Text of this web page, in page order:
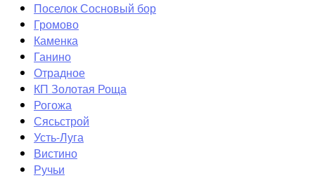
Поселок Сосновый бор
Громово
Каменка
Ганино
Отрадное
КП Золотая Роща
Рогожа
Сясьстрой
Усть-Луга
Вистино
Ручьи